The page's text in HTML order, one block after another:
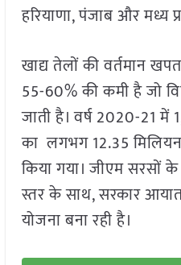
हरियाणा, पंजाब और मध्य
खाद्य तेलों की वर्तमान
55-60% की कमी है जो
जाती है। वर्ष 2020-21
का लगभग 12.35
किया गया। जीएम सरसों
स्तर के साथ, सरकार
योजना बना रही है।